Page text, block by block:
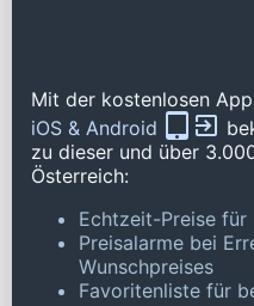
Mit der kostenlosen App
iOS & Android
zu dieser und über
Österreich:
Echtzeit-Preise für
Preisalarme bei
Wunschpreises
Favoritenliste für